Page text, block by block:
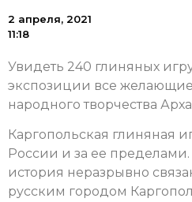
2 апреля, 2021
11:18
Увидеть 240 глиняных
экспозиции все
народного творчества
Каргопольская глиняная
России и за ее
история неразрывно
русским городом